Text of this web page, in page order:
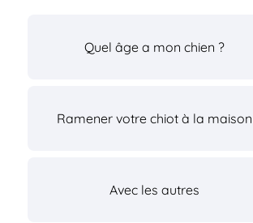
Quel âge a mon chien ?
Ramener votre chiot à la maison
Avec les autres